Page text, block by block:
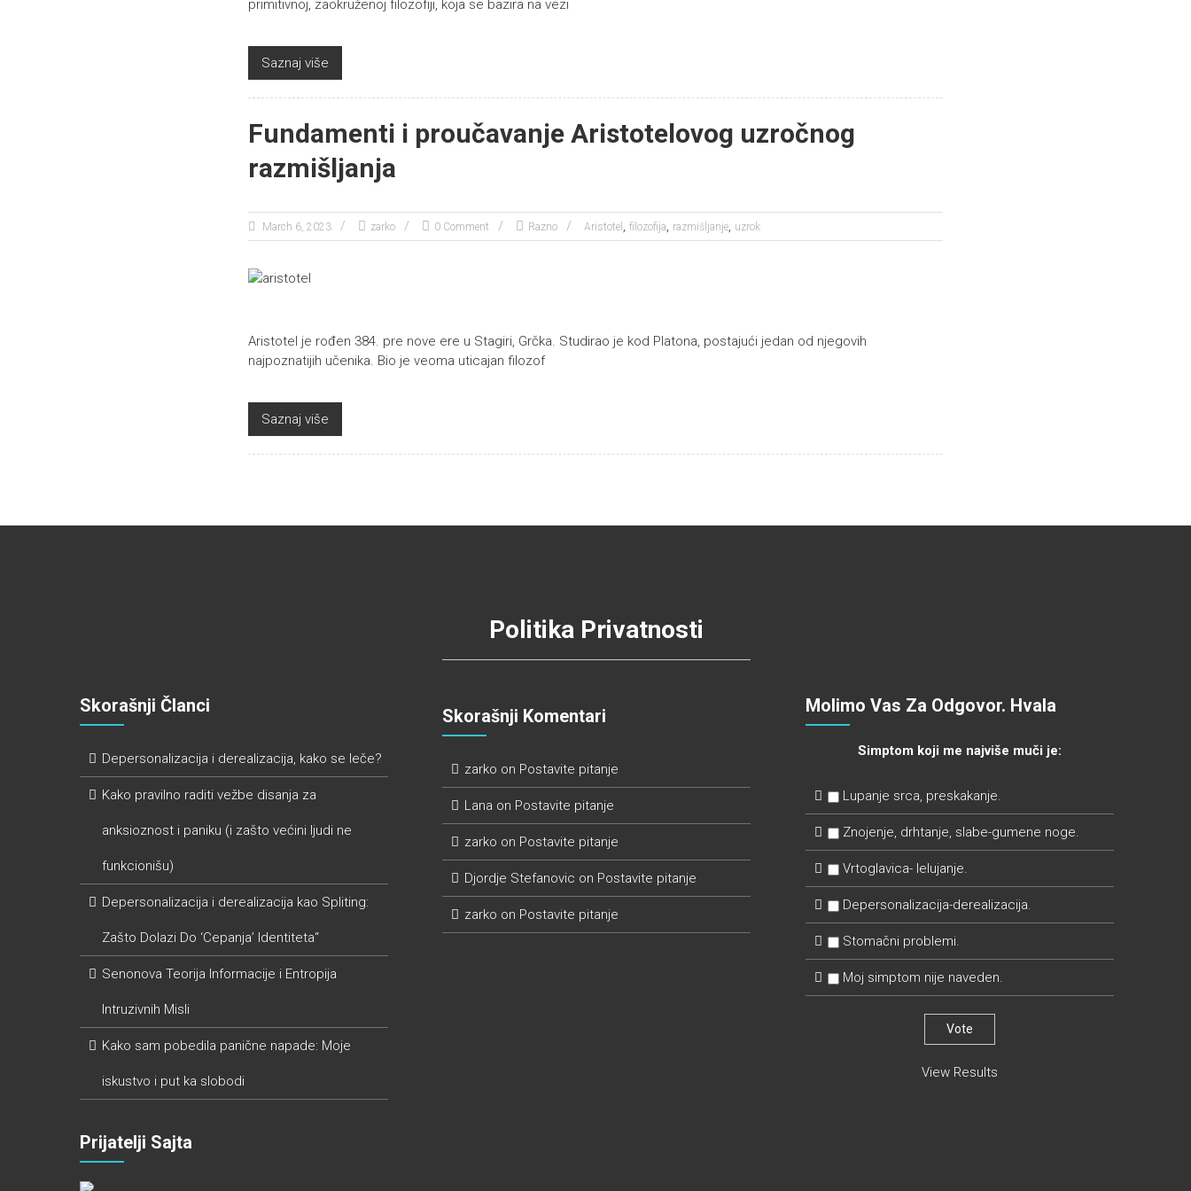
primitivnoj, zaokruženoj filozofiji, koja se bazira na vezi
Saznaj više
Fundamenti i proučavanje Aristotelovog uzročnog
razmišljanja
March 6, 2023 zarko 0 Comment Razno Aristotel ,filozofija, razmišljanje, uzrok
Aristotel je rođen 384. pre nove ere u Stagiri, Grčka. Studirao je kod Platona, postajući jedan od njegovih
najpoznatijih učenika. Bio je veoma uticajan filozof
Saznaj više
Skorašnji Članci
Depersonalizacija i derealizacija, kako se leče?
Kako pravilno raditi vežbe disanja za
anksioznost i paniku (i zašto većini ljudi ne
funkcionišu)
Depersonalizacija i derealizacija kao Spliting:
Zašto Dolazi Do ‘Cepanja’ Identiteta“
Senonova Teorija Informacije i Entropija
Intruzivnih Misli
Kako sam pobedila panične napade: Moje
iskustvo i put ka slobodi
Prijatelji Sajta
Politika Privatnosti
Skorašnji Komentari
zarko on Postavite pitanje
Lana on Postavite pitanje
zarko on Postavite pitanje
Djordje Stefanovic on Postavite pitanje
zarko on Postavite pitanje
Molimo Vas Za Odgovor. Hvala
Simptom koji me najviše muči je:
Lupanje srca, preskakanje.
Znojenje, drhtanje, slabe-gumene noge.
Vrtoglavica- lelujanje.
Depersonalizacija-derealizacija.
Stomačni problemi.
Moj simptom nije naveden.
View Results